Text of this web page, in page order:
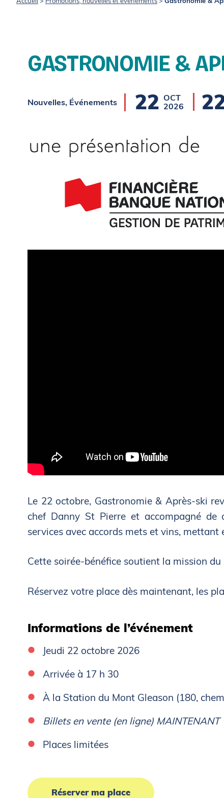
GASTRONOMIE &
Nouvelles, Événements 22 OCT
2026
Le 22 octobre, Gastronomie & Après-ski
chef Danny St Pierre et accompagné de
services avec accords mets et vins,
Cette soirée-bénéfice soutient la mission du
Réservez votre place dès maintenant, les
Informations de l’événement
Jeudi 22 octobre 2026
Arrivée à 17 h 30
À la Station du Mont Gleason (180,
Billets en vente (en ligne) MAINTENANT
Places limitées
Réserver ma place